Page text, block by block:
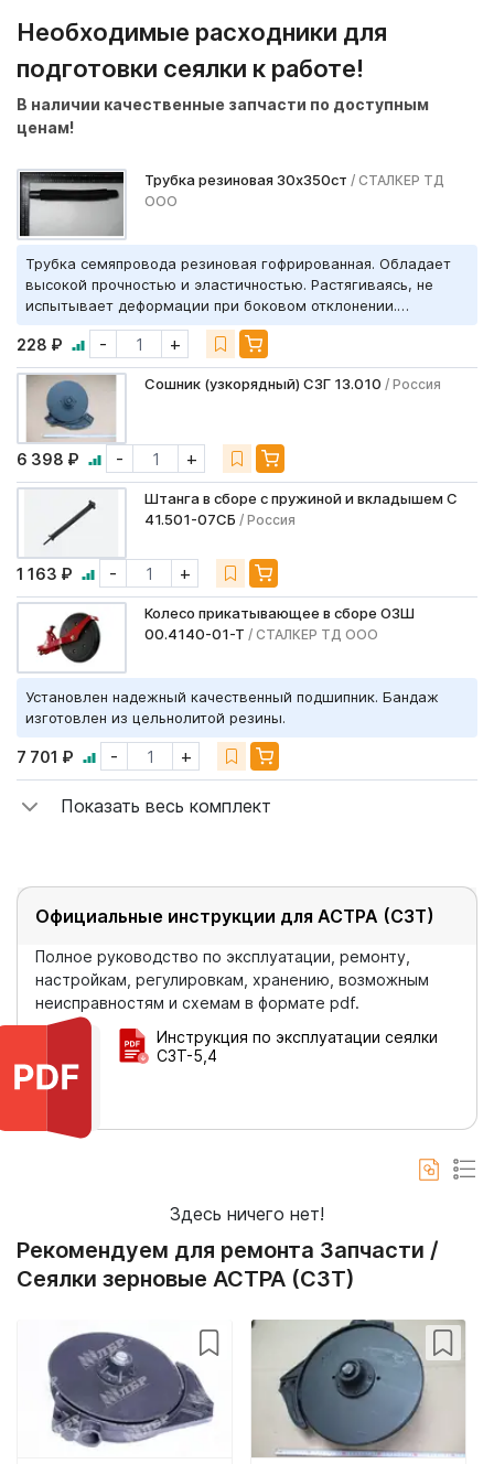
Необходимые расходники для
подготовки сеялки к работе!
В наличии качественные запчасти по доступным
ценам!
Трубка резиновая 30х350ст / СТАЛКЕР ТД
ООО
Трубка семяпровода резиновая гофрированная. Обладает
высокой прочностью и эластичностью. Растягиваясь, не
испытывает деформации при боковом отклонении.
Изготовлена на основе синтетических каучуков.
228 ₽ - +
Сошник (узкорядный) СЗГ 13.010 / Россия
6 398 ₽ - +
Штанга в сборе с пружиной и вкладышем С
41.501-07СБ / Россия
1 163 ₽ - +
Колесо прикатывающее в сборе ОЗШ
00.4140-01-Т / СТАЛКЕР ТД ООО
Установлен надежный качественный подшипник. Бандаж
изготовлен из цельнолитой резины.
7 701 ₽ - +
Показать весь комплект
Официальные инструкции для АСТРА (СЗТ)
Полное руководство по эксплуатации, ремонту,
настройкам, регулировкам, хранению, возможным
неисправностям и схемам в формате pdf.
Инструкция по эксплуатации сеялки
СЗТ-5,4
Здесь ничего нет!
Рекомендуем для ремонта Запчасти /
Сеялки зерновые АСТРА (СЗТ)